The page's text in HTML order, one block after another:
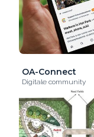
OA-Connect
Digitale community